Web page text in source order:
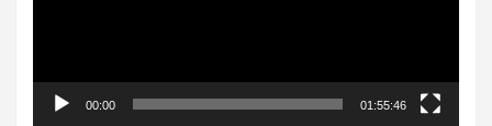
00:00 01:55:46